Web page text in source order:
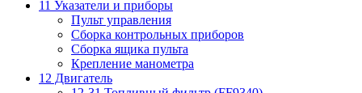
11 Указатели и приборы
Пульт управления
Сборка контрольных приборов
Сборка ящика пульта
Крепление манометра
12 Двигатель